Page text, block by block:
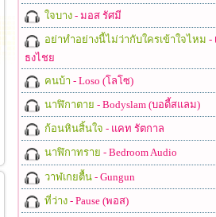
ใจบาง- มอส รัศมี
อย่าทำอย่างนี้ไม่ว่ากับใครเข้าใจไหม -
ธงไชย
คนบ้า - Loso (โลโซ)
นาฬิกาตาย - Bodyslam (บอดี้สแลม)
ก้อนหินสิ้นใจ - แคท รัตกาล
นาฬิกาทราย - Bedroom Audio
วาฬเกยตื้น- Gungun
ที่ว่าง- Pause (พอส)